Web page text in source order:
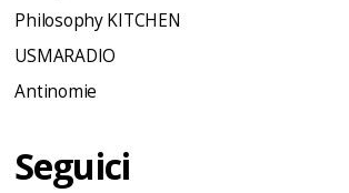
Philosophy KITCHEN
USMARADIO
Antinomie
Seguici